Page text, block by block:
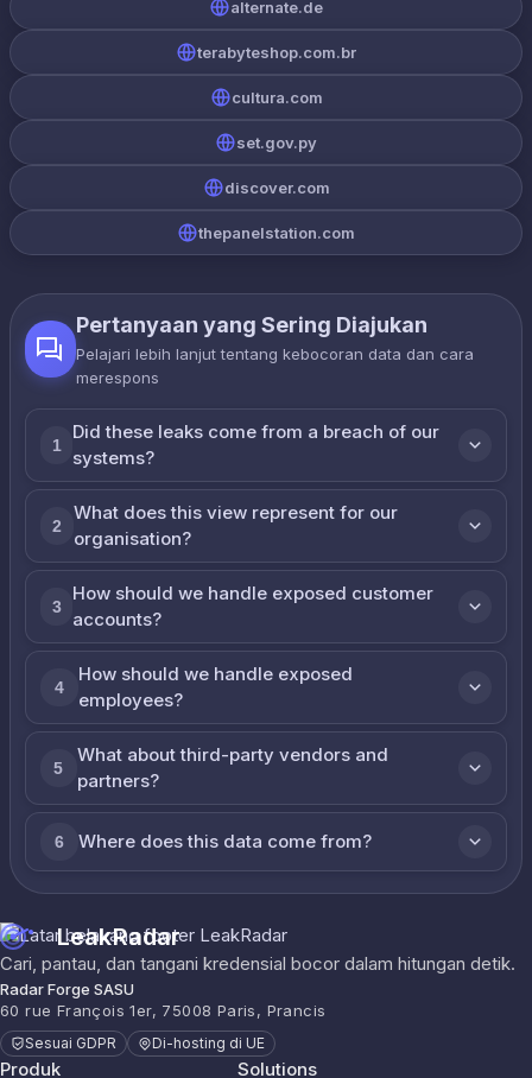
alternate.de
terabyteshop.com.br
cultura.com
set.gov.py
discover.com
thepanelstation.com
Pertanyaan yang Sering Diajukan
Pelajari lebih lanjut tentang kebocoran data dan cara
merespons
1
Did these leaks come from a breach of our
systems?
2
What does this view represent for our
organisation?
3
How should we handle exposed customer
accounts?
4
How should we handle exposed
employees?
5
What about third-party vendors and
partners?
6 Where does this data come from?
LeakRadar
Cari, pantau, dan tangani kredensial bocor dalam hitungan detik.
Radar Forge SASU
60 rue François 1er, 75008 Paris, Prancis
Sesuai GDPR Di-hosting di UE
Produk Solutions